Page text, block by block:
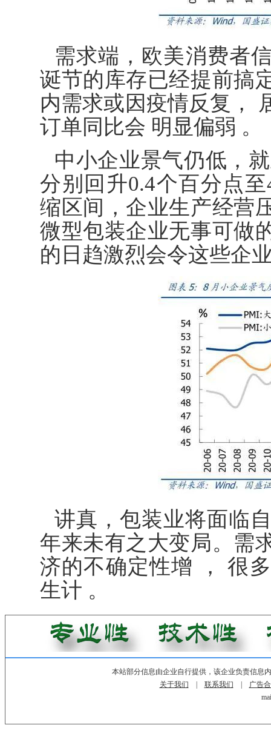
需求端，欧美消费者
诞节的库存已经提前搞
内需求或因疫情反复，
订单同比会 明显偏弱 。
中小企业景气仍低，
分别回升0.4个百分点
缩区间，企业生产经营
微型包装企业无事可做
的日趋激烈会令这些企
讲真，包装业将面临
年来未有之大变局。需
济的不确定性增 ， 很
生计 。
本站部分信息由企业自行提供，该企业负责信息
关于我们
联系我们
广告